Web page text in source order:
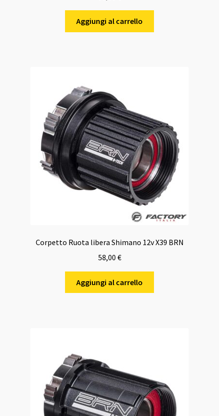
Aggiungi al carrello
Corpetto Ruota libera Shimano 12v X39 BRN
58,00 €
Aggiungi al carrello